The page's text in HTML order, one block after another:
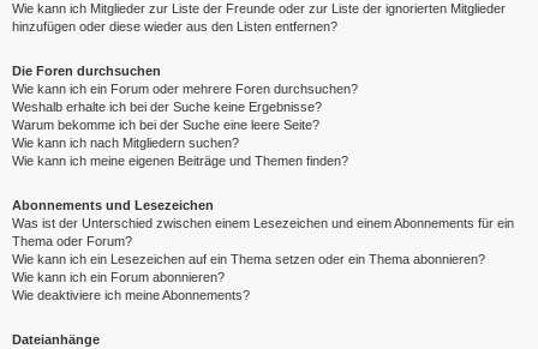
Wie kann ich Mitglieder zur Liste der Freunde oder zur Liste der ignorierten Mitglieder
hinzufügen oder diese wieder aus den Listen entfernen?
Die Foren durchsuchen
Wie kann ich ein Forum oder mehrere Foren durchsuchen?
Weshalb erhalte ich bei der Suche keine Ergebnisse?
Warum bekomme ich bei der Suche eine leere Seite?
Wie kann ich nach Mitgliedern suchen?
Wie kann ich meine eigenen Beiträge und Themen finden?
Abonnements und Lesezeichen
Was ist der Unterschied zwischen einem Lesezeichen und einem Abonnements für ein
Thema oder Forum?
Wie kann ich ein Lesezeichen auf ein Thema setzen oder ein Thema abonnieren?
Wie kann ich ein Forum abonnieren?
Wie deaktiviere ich meine Abonnements?
Dateianhänge